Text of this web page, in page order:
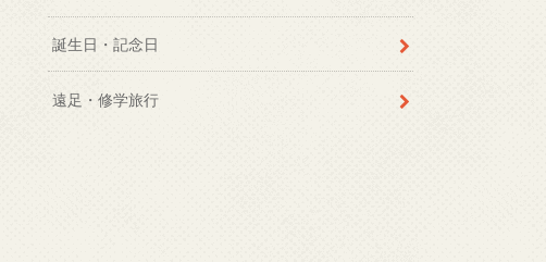
誕生日・記念日
遠足・修学旅行